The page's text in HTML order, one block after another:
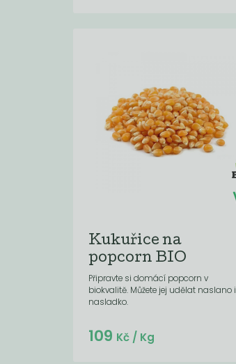
Kukuřice na
popcorn BIO
Připravte si domácí popcorn v
biokvalitě. Můžete jej udělat naslano i
nasladko.
Do košíku:
109 Kč/ Kg